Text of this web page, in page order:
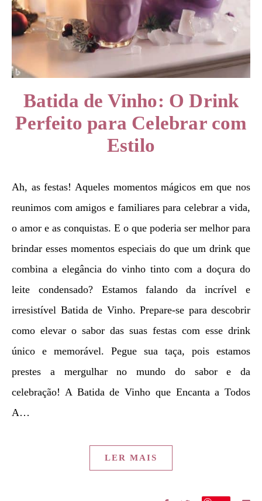
Batida de Vinho: O Drink
Perfeito para Celebrar com
Estilo
Ah, as festas! Aqueles momentos mágicos em que nos
reunimos com amigos e familiares para celebrar a vida,
o amor e as conquistas. E o que poderia ser melhor para
brindar esses momentos especiais do que um drink que
combina a elegância do vinho tinto com a doçura do
leite condensado? Estamos falando da incrível e
irresistível Batida de Vinho. Prepare-se para descobrir
como elevar o sabor das suas festas com esse drink
único e memorável. Pegue sua taça, pois estamos
prestes a mergulhar no mundo do sabor e da
celebração! A Batida de Vinho que Encanta a Todos
A…
LER MAIS